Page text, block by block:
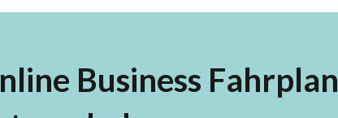
Business Fahrplan